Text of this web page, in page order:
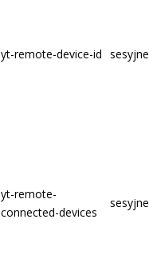
yt-remote-device-id sesyjne
yt-remote-
connected-devices
sesyjne